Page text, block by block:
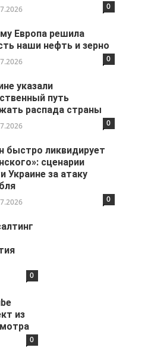
0
Европа решила
наши нефть и зерно
0
указали
путь
распада страны
0
быстро ликвидирует
сценарии
Украине за атаку
0
0
из
0